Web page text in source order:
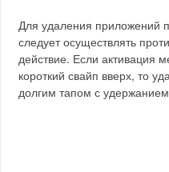
Для удаления приложений
следует осуществлять
действие. Если активация
короткий свайп вверх, то
долгим тапом с